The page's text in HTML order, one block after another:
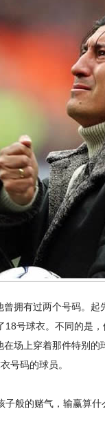
曾拥有过两个号码。
号球衣。不同的是
场上穿着那件特别的
码的球员。
般的赌气，输赢算什